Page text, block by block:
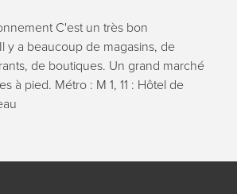
C'est un très bon
y a beaucoup de magasins, de
de boutiques. Un grand marché
à pied. Métro : M 1, 11 : Hôtel de